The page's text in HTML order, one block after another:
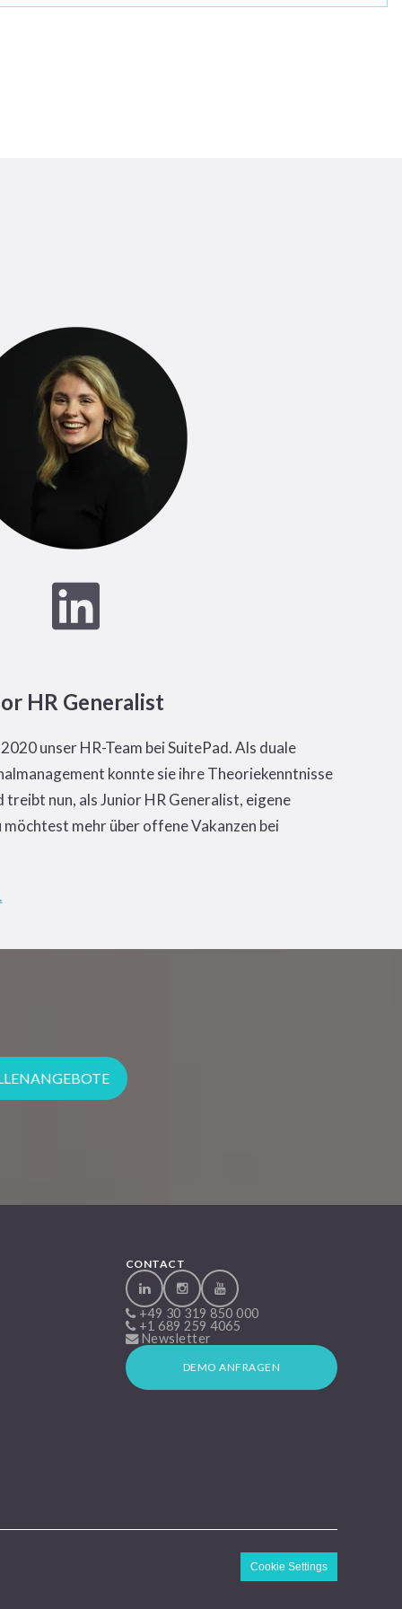
HR Generalist
unser HR-Team bei SuitePad. Als duale
konnte sie ihre Theoriekenntnisse
treibt nun, als Junior HR Generalist, eigene
mehr über offene Vakanzen bei
CONTACT
+49 30 319 850 000
+1 689 259 4065
Newsletter
DEMO ANFRAGEN
Cookie Settings